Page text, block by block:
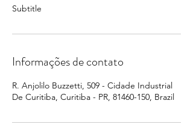
Subtitle
Informações de contato
R. Anjolilo Buzzetti, 509 - Cidade Industrial
De Curitiba, Curitiba - PR, 81460-150, Brazil